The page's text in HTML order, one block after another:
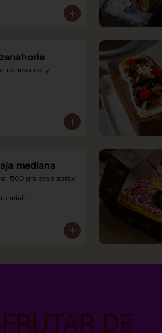
están
damascos  y
mediana
500 grs peso aprox
en soles e incluyen
ley y recargo al